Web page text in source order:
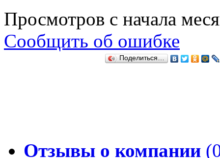
Просмотров с начала
Сообщить об ошибке
Поделиться…
Отзывы о компании